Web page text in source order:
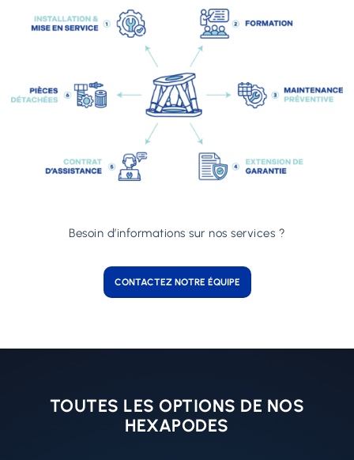
Besoin d’informations sur nos services ?
CONTACTEZ NOTRE ÉQUIPE
TOUTES LES OPTIONS DE NOS
HEXAPODES